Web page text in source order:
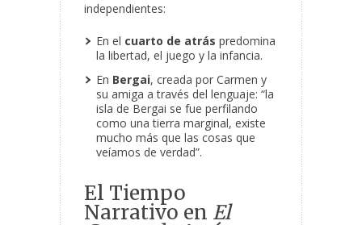
independientes:
En el cuarto de atrás predomina
la libertad, el juego y la infancia.
En Bergai, creada por Carmen y
su amiga a través del lenguaje: “la
isla de Bergai se fue perfilando
como una tierra marginal, existe
mucho más que las cosas que
veíamos de verdad”.
El Tiempo
Narrativo en El